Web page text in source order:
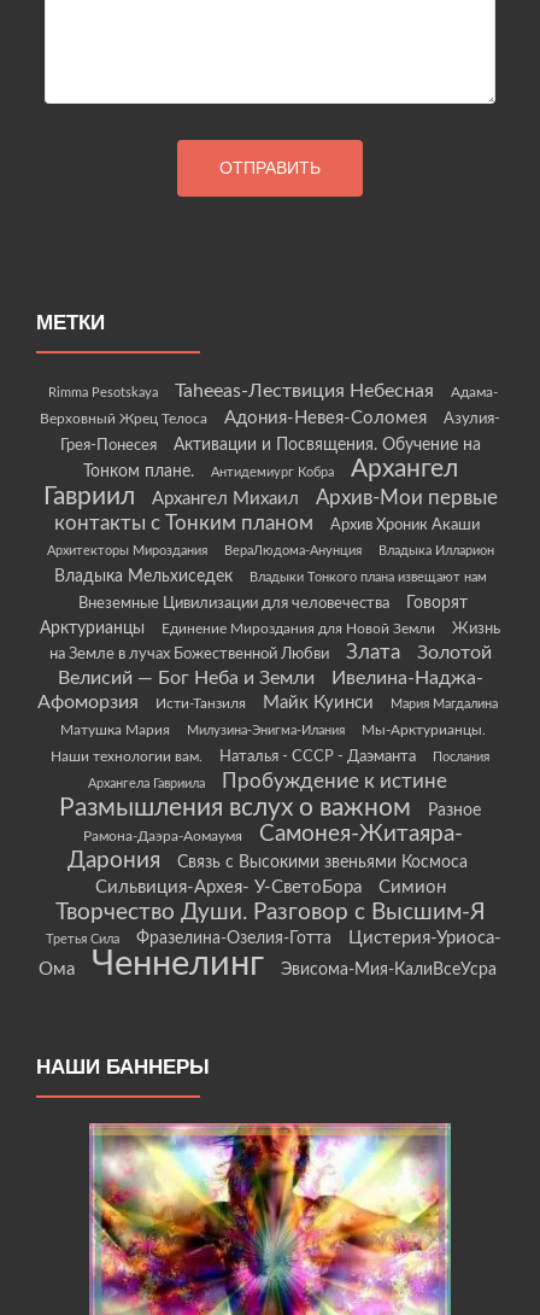
МЕТКИ
Rimma Pesotskaya Taheeas-Лествиция Небесная
Адама-
Верховный Жрец Телоса
Адония-Невея-Соломея
Азулия-
Грея-Понесея
Активации и Посвящения. Обучение на
Тонком плане.
Антидемиург Кобра
Архангел
Гавриил
Архангел Михаил
Архив-Мои первые
контакты с Тонким планом
Архив Хроник Акаши
Архитекторы Мироздания ВераЛюдома-Анунция Владыка Илларион
Владыка Мельхиседек Владыки Тонкого плана извещают нам
Внеземные Цивилизации для человечества
Говорят
Арктурианцы
Единение Мироздания для Новой Земли
Жизнь
на Земле в лучах Божественной Любви
Злата
Золотой
Велисий — Бог Неба и Земли
Ивелина-Наджа-
Афоморзия
Исти-Танзиля Майк Куинси Мария Магдалина
Матушка Мария Милузина-Энигма-Илания
Мы-Арктурианцы.
Наши технологии вам.
Наталья - СССР - Даэманта
Послания
Архангела Гавриила
Пробуждение к истине
Размышления вслух о важном Разное
Рамона-Даэра-Аомаумя
Самонея-Житаяра-
Дарония
Связь с Высокими звеньями Космоса
Сильвиция-Архея- У-СветоБора Симион
Творчество Души. Разговор с Высшим-Я
Третья Сила Фразелина-Озелия-Готта
Цистерия-Уриоса-
Ома
Ченнелинг Эвисома-Мия-КалиВсеУсра
НАШИ БАННЕРЫ